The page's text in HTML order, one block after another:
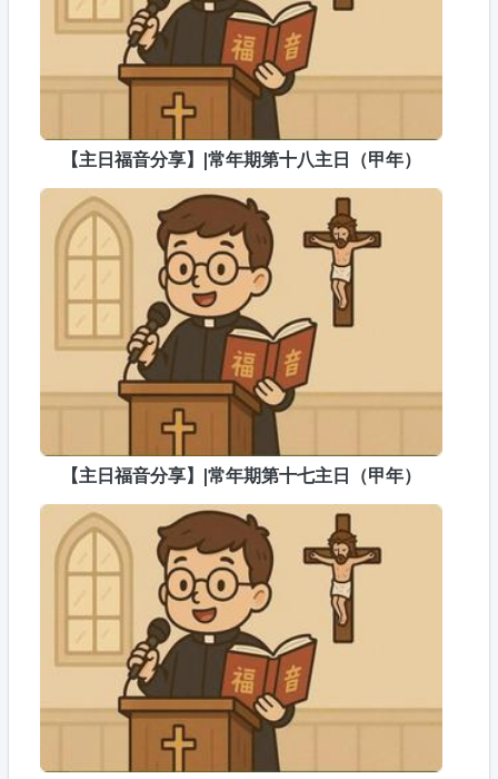
【主日福音分享】|常年期第十八主日（甲年）
【主日福音分享】|常年期第十七主日（甲年）